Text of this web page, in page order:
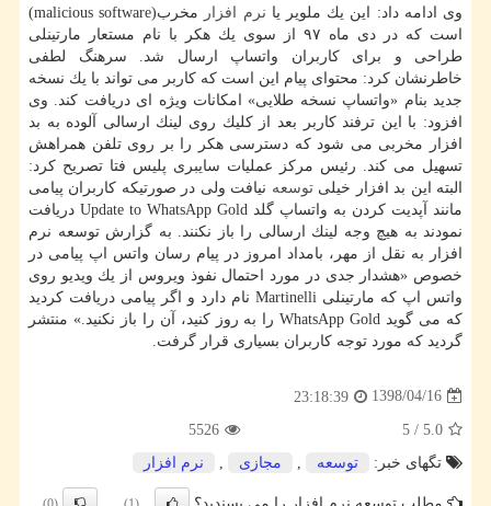
وی ادامه داد: این یك ملویر یا نرم افزار
مخرب(malicious software)
است كه در دی ماه ۹۷ از سوی یك هكر با نام مستعار مارتینلی
طراحی و برای كاربران واتساپ ارسال شد. سرهنگ لطفی
خاطرنشان كرد: محتوای پیام این است كه كاربر می تواند با یك نسخه
جدید بنام «واتساپ نسخه طلایی» امكانات ویژه ای دریافت كند. وی
افزود: با این ترفند كاربر بعد از كلیك روی لینك ارسالی آلوده به بد
افزار مخربی می شود كه دسترسی هكر را بر روی تلفن همراهش
تسهیل می كند. رئیس مركز عملیات سایبری پلیس فتا تصریح كرد:
البته این بد افزار خیلیتوسعه نیافت ولی در صورتیكه كاربران پیامی
مانند آپدیت كردن به واتساپ گلد Update to WhatsApp Gold دریافت
نمودند به هیچ وجه لینك ارسالی را باز نكنند. به گزارش توسعه نرم
افزار به نقل از مهر، بامداد امروز در پیام رسان واتس اپ پیامی در
خصوص «هشدار جدی در مورد احتمال نفوذ ویروس از یك ویدیو روی
واتس اپ كه مارتینلی Martinelli نام دارد و اگر پیامی دریافت كردید
كە می گوید WhatsApp Gold را بە روز كنید، آن را باز نكنید.» منتشر
گردید كه مورد توجه كاربران بسیاری قرار گرفت.
1398/04/16
23:18:39
5.0
/
5
5526
تگهای خبر:
توسعه مجازی نرم افزار